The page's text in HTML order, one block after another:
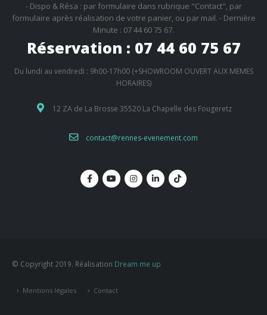
- Dispo & Résa : par formulaire dans rubrique "Contact", par
formulaire après réalisation de votre panier, ou par mail. - Dernière
Minute : 07 44 60 75 67.
Réservation : 07 44 60 75 67
Du lundi au vendredi : 9h00-17h00 (+SHOWROOM OUVERT AUX MEMES
HORAIRES)
12 ZA de La Brosse 35520 La Chapelle des Fougeretz
contact@rennes-evenement.com
© Copyright 2019. Réalisation Dream me up
Mentions légales Contact